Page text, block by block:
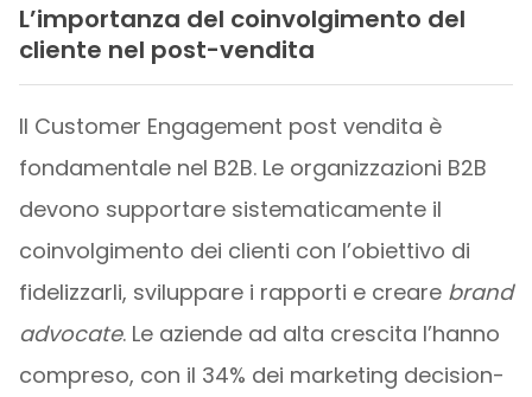
L’importanza del coinvolgimento del
cliente nel post-vendita
Il Customer Engagement post vendita è
fondamentale nel B2B. Le organizzazioni B2B
devono supportare sistematicamente il
coinvolgimento dei clienti con l’obiettivo di
fidelizzarli, sviluppare i rapporti e creare brand
advocate. Le aziende ad alta crescita l’hanno
compreso, con il 34% dei marketing decision-